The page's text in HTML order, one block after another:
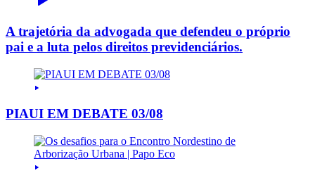
A trajetória da advogada que defendeu o próprio
pai e a luta pelos direitos previdenciários.
PIAUI EM DEBATE 03/08